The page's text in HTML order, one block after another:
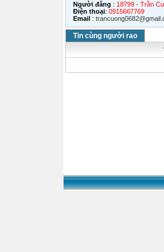
Người đăng : 18799 - Trần
Điện thoại: 0915667769
Email:
Tin cùng người rao